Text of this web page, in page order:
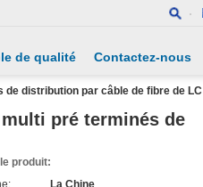
de qualité Contactez-nous
distribution par câble de fibre de LC
pré terminés de
produit:
La Chine